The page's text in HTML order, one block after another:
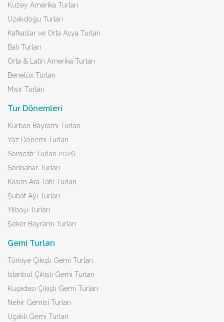
Kuzey Amerika Turları
Uzakdoğu Turları
Kafkaslar ve Orta Asya Turları
Bali Turları
Orta & Latin Amerika Turları
Benelüx Turları
Mısır Turları
Tur Dönemleri
Kurban Bayramı Turları
Yaz Dönemi Turları
Sömestr Turları 2026
Sonbahar Turları
Kasım Ara Tatil Turları
Şubat Ayı Turları
Yılbaşı Turları
Şeker Bayramı Turları
Gemi Turları
Türkiye Çıkışlı Gemi Turları
İstanbul Çıkışlı Gemi Turları
Kuşadası Çıkışlı Gemi Turları
Nehir Gemisi Turları
Uçaklı Gemi Turları